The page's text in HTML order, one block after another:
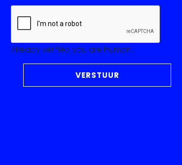
Already verified you are human.